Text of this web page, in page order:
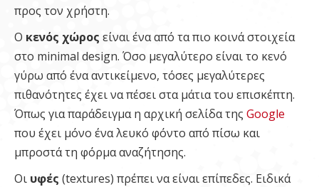
προς τον χρήστη.
Ο κενός χώρος είναι ένα από τα πιο κοινά στοιχεία
στο minimal design. Όσο μεγαλύτερο είναι το κενό
γύρω από ένα αντικείμενο, τόσες μεγαλύτερες
πιθανότητες έχει να πέσει στα μάτια του επισκέπτη.
Όπως για παράδειγμα η αρχική σελίδα της Google
που έχει μόνο ένα λευκό φόντο από πίσω και
μπροστά τη φόρμα αναζήτησης.
Οι υφές (textures) πρέπει να είναι επίπεδες. Ειδικά